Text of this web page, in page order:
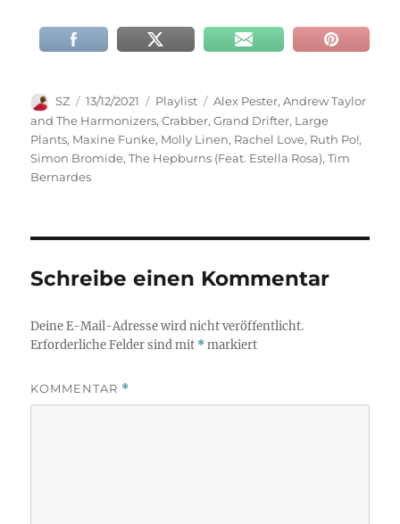
Autor
SZ
Veröffentlicht
am
13/12/2021 Kategorien
Playlist Schlagwörter
Alex Pester,Andrew Taylor
and The Harmonizers,Crabber,Grand Drifter, Large
Plants, Maxine Funke, Molly Linen, Rachel Love, Ruth Po!,
Simon Bromide,The Hepburns (Feat. Estella Rosa),Tim
Bernardes
Schreibe einen Kommentar
Deine E-Mail-Adresse wird nicht veröffentlicht.
Erforderliche Felder sind mit *markiert
KOMMENTAR *